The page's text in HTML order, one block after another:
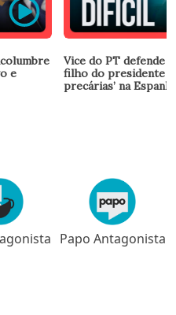
e
Vice do PT defende
filho do presidente
precárias’ na
Papo Antagonista